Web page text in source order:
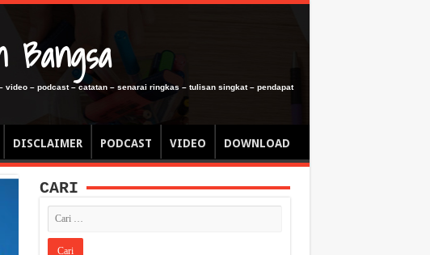
Bangsa
– podcast – catatan – senarai ringkas – tulisan singkat – pendapat
DISCLAIMER PODCAST VIDEO DOWNLOAD
CARI